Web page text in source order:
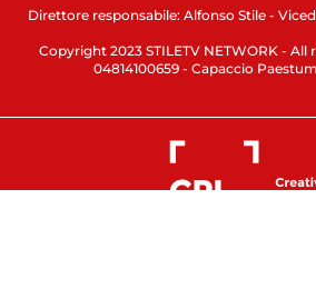
Direttore responsabile: Alfonso Stile -
Copyright 2023 STILETV NETWORK - All
04814100659 - Capaccio